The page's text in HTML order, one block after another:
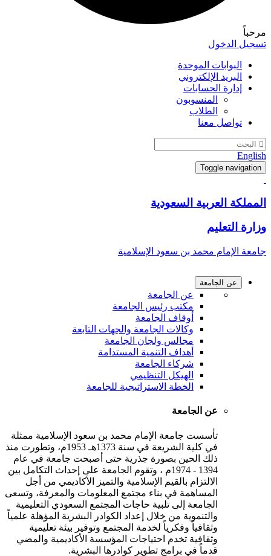
مرحباً
تسجيل الدخول
البوابات الموحدة
البريد الإلكتروني
إدارة الحسابات
المنسوبون
الطلاب
تواصل معنا
English
Toggle navigation
المملكة العربية السعودية
وزارة التعليم
جامعة الإمام محمد بن سعود الإسلامية
عن الجامعة
عن الجامعة
مكتب رئيس الجامعة
أوقاف الجامعة
وكالات الجامعة والجهات التابعة
مجالس ولجان الجامعة
أهداف التنمية المستدامة
شركاء الجامعة
الهيكل التنظيمي
الخطة الاستراتيجية للجامعة
عن الجامعة
تأسست جامعة الإمام محمد بن سعود الإسلامية ممثلة
في كلية الشريعة في سنة 1373هـ 1953م، وتطورت منذ
ذلك الحين بصورة جذرية حتى أصبحت جامعة في عام
1394 - 1974م ، وتقوم الجامعة على إحداث التكامل بين
الالتزام بالقيم الإسلامية والتميز الأكاديمي من أجل
المساهمة في بناء مجتمع المعلومات والمعرفة، وتسعى
الجامعة إلى تلبية حاجات المجتمع السعودي التعليمية
والتنموية من خلال إعداد الكوادر البشرية المؤهلة علمياً
وثقافياً وفكرياً لخدمة المجتمع وتوفير بيئة تعليمية
وثقافية تخدم احتياجات المؤسسة الأكاديمية والمضي
قدماً في برامج تطوير كوادرها البشرية.